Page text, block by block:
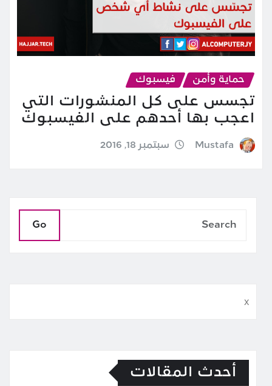
حماية وأمن فيسبوك
تجسس على كل المنشورات التي
اعجب بها أحدهم على الفيسبوك
Mustafa سبتمبر 18, 2016
Go
x
أحدث المقالات